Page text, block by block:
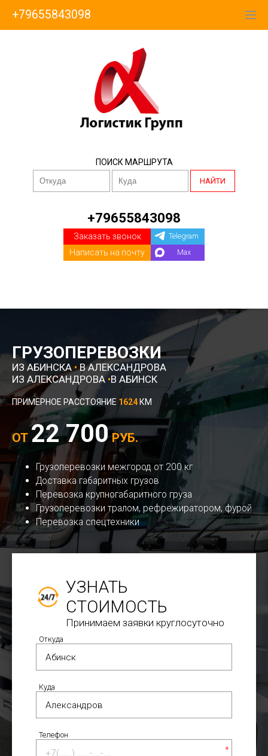
+79655843098
ПОИСК МАРШРУТА
НАЙТИ
+79655843098
Заказать звонок
Написать на почту
Telegram
Max
ГРУЗОПЕРЕВОЗКИ
ИЗ АБИНСКА •В АЛЕКСАНДРОВА
ИЗ АЛЕКСАНДРОВА •В АБИНСК
ПРИМЕРНОЕ РАССТОЯНИЕ 1624 КМ
ОТ 22 700РУБ.
Грузоперевозки межгород от 200 кг
Доставка габаритных грузов
Перевозка крупногабаритного груза
Грузоперевозки тралом, рефрежиратором, фурой
Перевозка спецтехники
УЗНАТЬ
СТОИМОСТЬ
Принимаем заявки круглосуточно
Откуда
Куда
Телефон
*